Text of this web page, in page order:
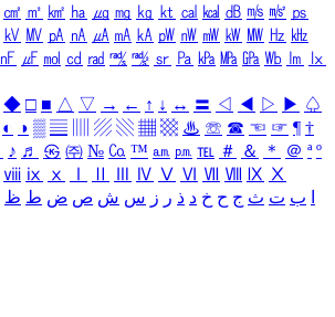
㎠ ㎡ ㎢ ㏊ ㎍ ㎎ ㎏ ㏏ ㎈ ㎉ ㏈ ㎧ ㎨ ㎰
㎸ ㎹ ㎀ ㎁ ㎂ ㎃ ㎄ ㎺ ㎻ ㎽ ㎾ ㎿ ㎐ ㎑
㎋ ㎌ ㏖ ㏅ ㎭ ㎮ ㎯ ㏛ ㎩ ㎪ ㎫ ㎬ ㏝ ㏐
㏓
◆ □ ■ △ ▽ → ← ↑ ↓ ↔ 〓 ◁ ◀ ▷ ▶ ♤
◐ ◑ ▒ ▤ ▨ ▧ ▦ ▩ ♨ ☏ ☎ ☜ ☞ ¶ †
♪ ♬ ㉿ ㈜ № ㏇ ™ ㏂ ㏘ ℡ ＃ ＆ ＊ ＠ ª º
ⅷ ⅸ ⅹ Ⅳ Ⅴ Ⅵ Ⅶ Ⅷ Ⅸ Ⅹ
ب ت ث ج ح خ د ذ ر ز س ش ص ض ط ظ